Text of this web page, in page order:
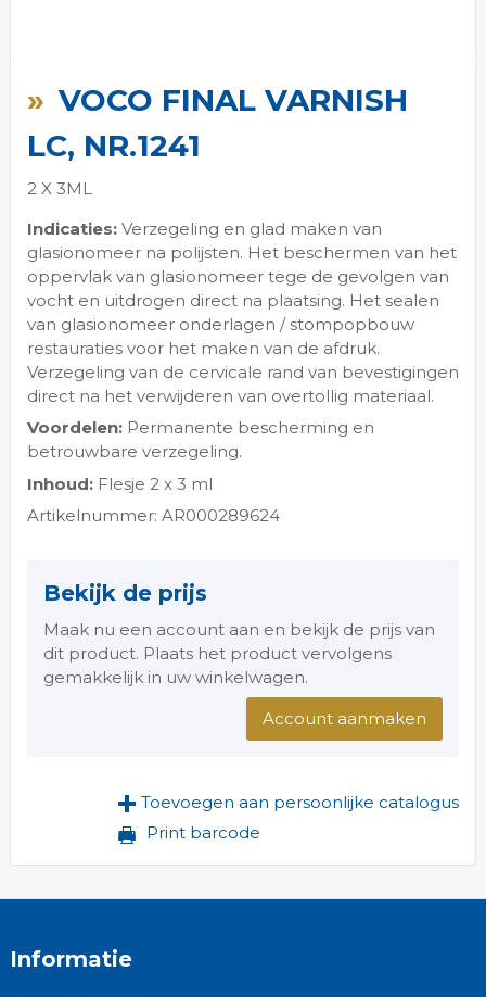
VOCO FINAL VARNISH
LC, NR.1241
2 X 3ML
Indicaties:Verzegeling en glad maken van
glasionomeer na polijsten. Het beschermen van het
oppervlak van glasionomeer tege de gevolgen van
vocht en uitdrogen direct na plaatsing. Het sealen
van glasionomeer onderlagen / stompopbouw
restauraties voor het maken van de afdruk.
Verzegeling van de cervicale rand van bevestigingen
direct na het verwijderen van overtollig materiaal.
Voordelen:Permanente bescherming en
betrouwbare verzegeling.
Inhoud:Flesje 2 x 3 ml
Artikelnummer: AR000289624
Bekijk de prijs
Maak nu een account aan en bekijk de prijs van
dit product. Plaats het product vervolgens
gemakkelijk in uw winkelwagen.
Account aanmaken
Toevoegen aan persoonlijke catalogus
Print barcode
het
van
afbeeldingen-
gallerij
Informatie